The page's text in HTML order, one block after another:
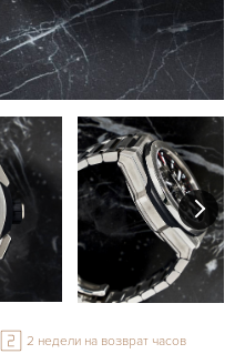
2 недели на возврат часов